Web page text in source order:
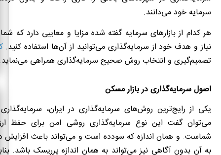
سرمایه خود می‌دانند.
هر کدام از بازارهای سرمایه گفته شده مزایا و معایبی دارد که
نیاز و هدف خود از سرمایه‌گذاری می‌توانید از آن‌ها استفاده کنید.
تصمیم‌گیری و انتخاب روش صحیح سرمایه‌گذاری همراهی
اصول سرمایه‌گذاری در بازار مسکن
یکی از رایج‌ترین روش‌های سرمایه‌گذاری در ایران،
می‌توان گفت این نوع سرمایه‌گذاری روشی امن برای حفظ
شماست. و همان اندازه که سودده است و می‌تواند باعث افزایش
به آن بدون آگاهی نیز می‌تواند به همان اندازه پرریسک باشد.